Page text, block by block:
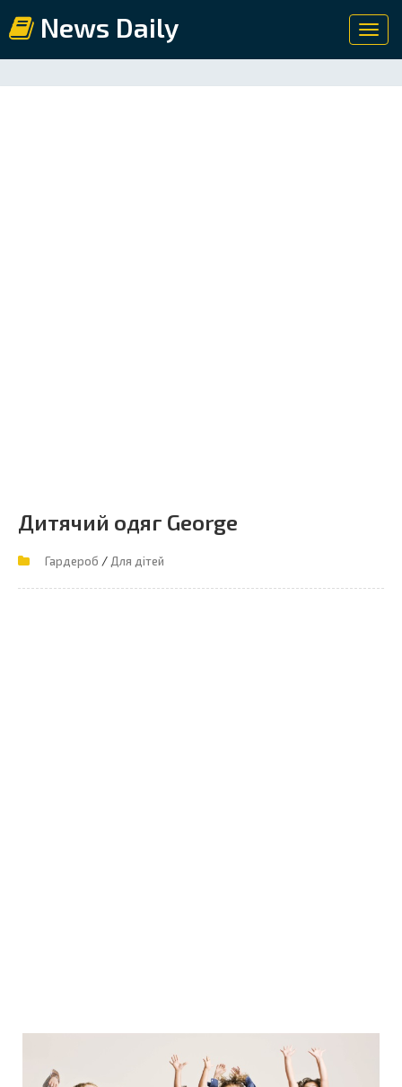
News Daily
Дитячий одяг George
Гардероб / Для дітей